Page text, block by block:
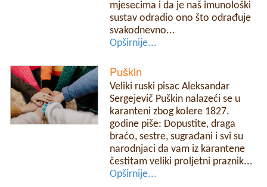
mjesecima i da je naš imunološki
sustav odradio ono što odrađuje
svakodnevno...
Opširnije...
Puškin
Veliki ruski pisac Aleksandar
Sergejevič Puškin nalazeći se u
karanteni zbog kolere 1827.
godine piše: Dopustite, draga
braćo, sestre, sugrađani i svi su
narodnjaci da vam iz karantene
čestitam veliki proljetni praznik...
Opširnije...